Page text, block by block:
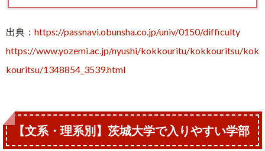
学校-教育実践 – 65%
学校-国語 –
学校-数学 52.5 64% 2.8
理学-数学・情報数理 50.0 62% 2.3
理学-物理 45.0
理学-地球環境科学 50.0 62% 2.4
機械システム工 61% 1.9
電気電子システム工 45.0
都市システム工 42.5 59% 1.2
食生命科学 50.0 55% 2.0
地域総合農-農業科学 47.5
出典： https://passnavi.obunsha.co.jp/univ/0150/difficulty
https://www.yozemi.ac.jp/nyushi/kokkouritu/kokkouritsu/kok
kouritsu/1348854_3539.html
【文系・理系別】茨城大学で入りやすい学部